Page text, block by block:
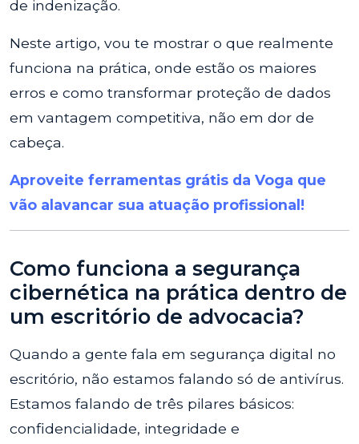
de indenização.
Neste artigo, vou te mostrar o que realmente
funciona na prática, onde estão os maiores
erros e como transformar proteção de dados
em vantagem competitiva, não em dor de
cabeça.
Aproveite ferramentas grátis da Voga que
vão alavancar sua atuação profissional!
Como funciona a segurança
cibernética na prática dentro de
um escritório de advocacia?
Quando a gente fala em segurança digital no
escritório, não estamos falando só de antivírus.
Estamos falando de três pilares básicos:
confidencialidade, integridade e